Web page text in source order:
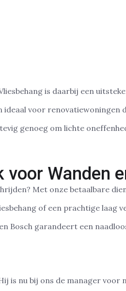
is daarbij een
ideaal voor
genoeg om lichte
Wanden
Met onze betaalbare
of een prachtige laag
Bosch garandeert een